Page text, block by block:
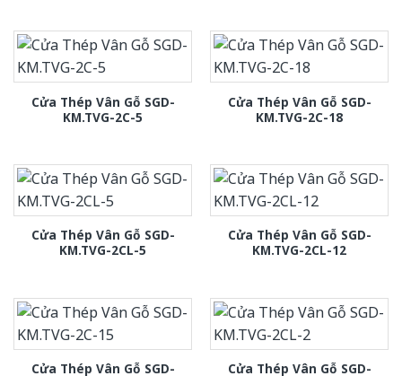
Cửa Thép Vân Gỗ SGD-
KM.TVG-2C-5
Cửa Thép Vân Gỗ SGD-
KM.TVG-2C-18
Cửa Thép Vân Gỗ SGD-
KM.TVG-2CL-5
Cửa Thép Vân Gỗ SGD-
KM.TVG-2CL-12
Cửa Thép Vân Gỗ SGD-
Cửa Thép Vân Gỗ SGD-